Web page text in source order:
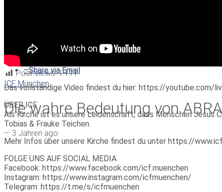
Post Views: 1.111
ICF München
Die wahre Bedeutung von
— 3 Jahren ago
Share on Twitter
–Share on Facebook
–Share via Email
Das vollständige Video findest du hier: https://youtube.com/
ÜBER ICF
Als Kirche ist es unsere Leidenschaft, dass Menschen Jesus
Tobias & Frauke Teichen.
Mehr Infos über unsere Kirche findest du unter https://
FOLGE UNS AUF SOCIAL MEDIA
Facebook: https://www.facebook.com/icf.muenchen
Instagram: https://www.instagram.com/icfmuenchen/
Telegram: https://t.me/s/icfmuenchen